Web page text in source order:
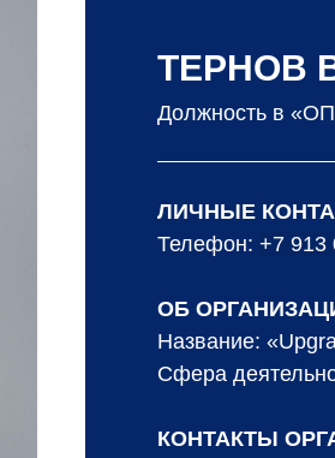
ТЕРНОВ
Должность в
ЛИЧНЫЕ
Телефон: +7 913
ОБ
Название:
Сфера
КОНТАКТЫ